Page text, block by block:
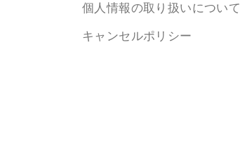
個人情報の取り扱いについて
キャンセルポリシー